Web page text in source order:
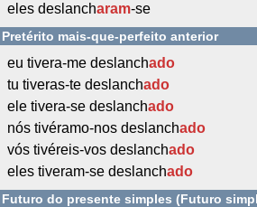
eles deslancharam-se
Pretérito mais-que-perfeito anterior
eu tivera-me deslanchado
tu tiveras-te deslanchado
ele tivera-se deslanchado
nós tivéramo-nos deslanchado
vós tivéreis-vos deslanchado
eles tiveram-se deslanchado
Futuro do presente simples (Futuro